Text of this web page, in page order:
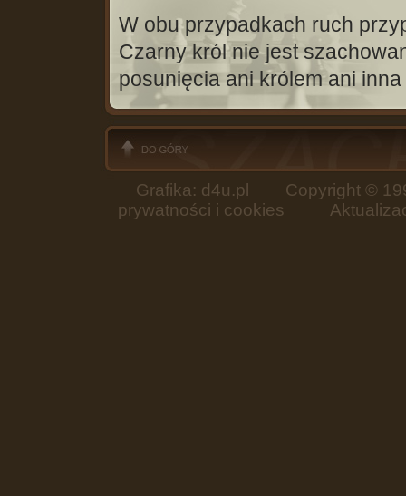
W obu przypadkach ruch
Czarny król nie jest
posunięcia ani królem ani
Grafika: d4u.pl
Copyright ©
prywatności i cookies